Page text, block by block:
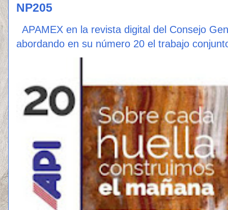
NP205
APAMEX en la revista digital del Consejo
abordando en su número 20 el trabajo